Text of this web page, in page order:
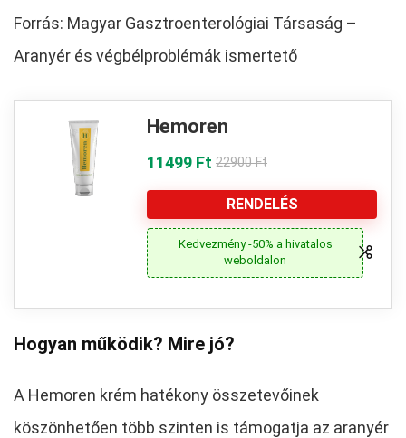
Forrás: Magyar Gasztroenterológiai Társaság –
Aranyér és végbélproblémák ismertető
Hemoren
11499 Ft 22900 Ft
RENDELÉS
Kedvezmény -50% a hivatalos
weboldalon
Hogyan működik? Mire jó?
A Hemoren krém hatékony összetevőinek
köszönhetően több szinten is támogatja az aranyér